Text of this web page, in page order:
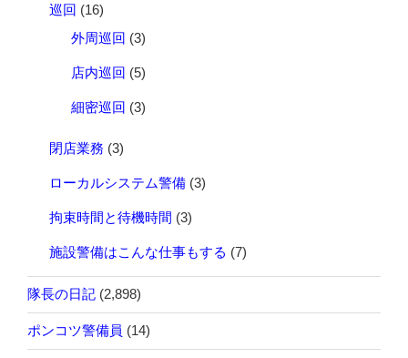
巡回 (16)
外周巡回 (3)
店内巡回 (5)
細密巡回 (3)
閉店業務 (3)
ローカルシステム警備 (3)
拘束時間と待機時間 (3)
施設警備はこんな仕事もする (7)
隊長の日記 (2,898)
ポンコツ警備員 (14)